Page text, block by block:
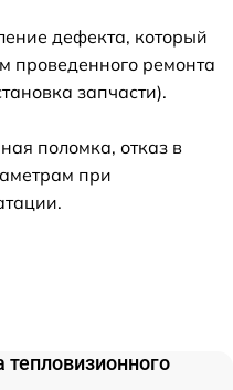
дефекта, который
проведенного ремонта
запчасти).
поломка, отказ в
при